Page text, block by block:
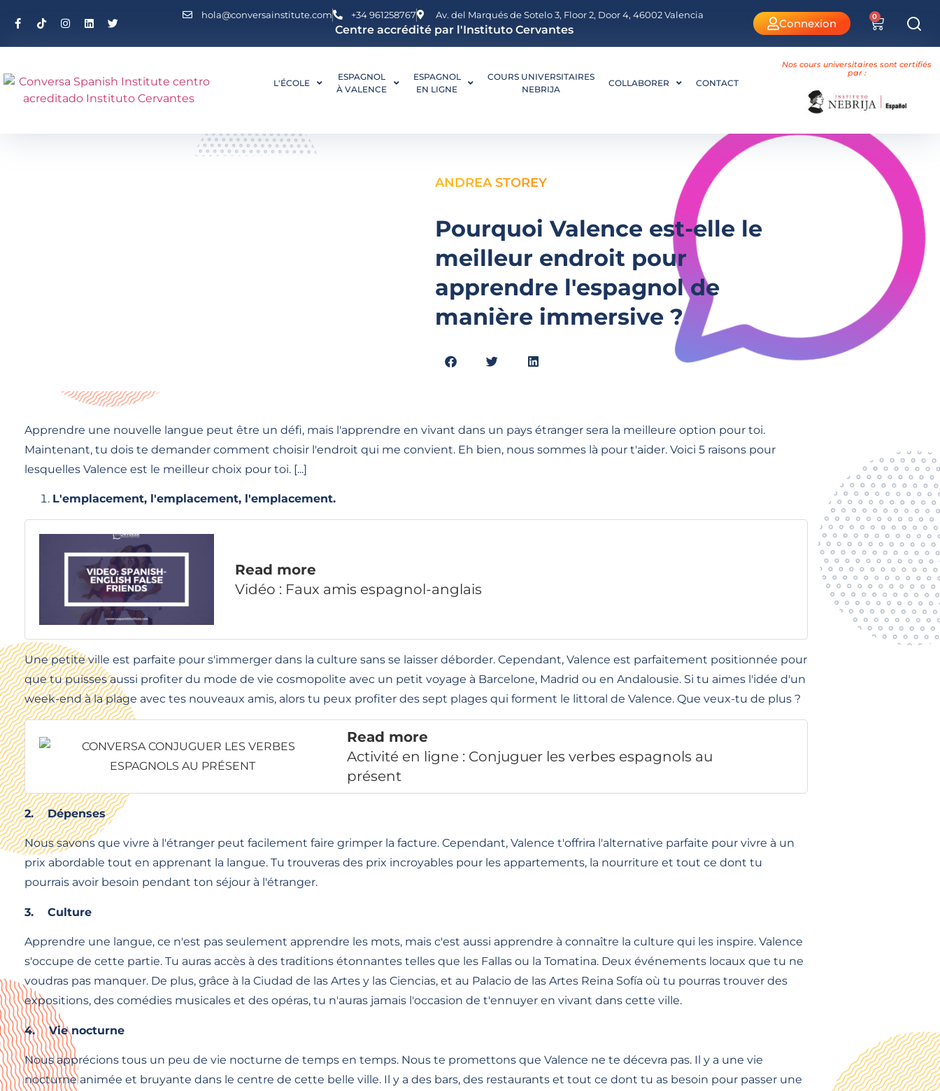
hola@conversainstitute.com +34 961258767 Av. del Marqués de Sotelo 3, Floor 2, Door 4, 46002 Valencia
Centre accrédité par l'Instituto Cervantes Connexion
0
L'ÉCOLE
ESPAGNOL
À VALENCE
ESPAGNOL
EN LIGNE
COURS UNIVERSITAIRES
NEBRIJA
COLLABORER CONTACT
Nos cours universitaires sont certifiés
par :
ANDREA STOREY
Pourquoi Valence est-elle le
meilleur endroit pour
apprendre l'espagnol de
manière immersive ?
Apprendre une nouvelle langue peut être un défi, mais l'apprendre en vivant dans un pays étranger sera la meilleure option pour toi.
Maintenant, tu dois te demander comment choisir l'endroit qui me convient. Eh bien, nous sommes là pour t'aider. Voici 5 raisons pour
lesquelles Valence est le meilleur choix pour toi. [...]
L'emplacement, l'emplacement, l'emplacement.
Read more
Vidéo : Faux amis espagnol-anglais
Une petite ville est parfaite pour s'immerger dans la culture sans se laisser déborder. Cependant, Valence est parfaitement positionnée pour
que tu puisses aussi profiter du mode de vie cosmopolite avec un petit voyage à Barcelone, Madrid ou en Andalousie. Si tu aimes l'idée d'un
week-end à la plage avec tes nouveaux amis, alors tu peux profiter des sept plages qui forment le littoral de Valence. Que veux-tu de plus ?
Read more
Activité en ligne : Conjuguer les verbes espagnols au
présent
2. Dépenses
Nous savons que vivre à l'étranger peut facilement faire grimper la facture. Cependant, Valence t'offrira l'alternative parfaite pour vivre à un
prix abordable tout en apprenant la langue. Tu trouveras des prix incroyables pour les appartements, la nourriture et tout ce dont tu
pourrais avoir besoin pendant ton séjour à l'étranger.
3. Culture
Apprendre une langue, ce n'est pas seulement apprendre les mots, mais c'est aussi apprendre à connaître la culture qui les inspire. Valence
s'occupe de cette partie. Tu auras accès à des traditions étonnantes telles que les Fallas ou la Tomatina. Deux événements locaux que tu ne
voudras pas manquer. De plus, grâce à la Ciudad de las Artes y las Ciencias, et au Palacio de las Artes Reina Sofía où tu pourras trouver des
expositions, des comédies musicales et des opéras, tu n'auras jamais l'occasion de t'ennuyer en vivant dans cette ville.
4. Vie nocturne
Nous apprécions tous un peu de vie nocturne de temps en temps. Nous te promettons que Valence ne te décevra pas. Il y a une vie
nocturne animée et bruyante dans le centre de cette belle ville. Il y a des bars, des restaurants et tout ce dont tu as besoin pour passer une